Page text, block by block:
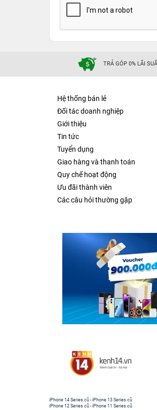
TRẢ GÓP 0% LÃI
Hệ thống bán lẻ
Đối tác doanh nghiệp
Giới thiệu
Tin tức
Tuyển dụng
Giao hàng và thanh toán
Quy chế hoạt động
Ưu đãi thành viên
Các câu hỏi thường gặp
iPhone 14 Series cũ -iPhone 13 Series cũ
iPhone 12 Series cũ -iPhone 11 Series cũ